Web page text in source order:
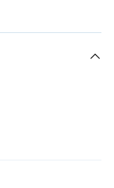
qualité et
exigeante.